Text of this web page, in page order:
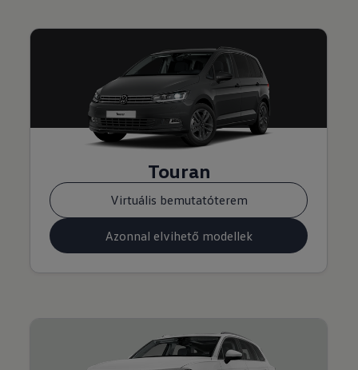
Touran
Virtuális bemutatóterem
Azonnal elvihető modellek